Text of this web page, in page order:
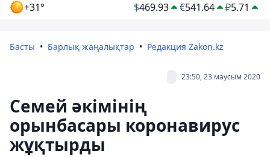
+31° $469.93 €541.64 ₽5.71
Басты Барлық жаңалықтар Редакция Zakon.kz
23:50, 23 маусым 2020
Семей әкімінің
орынбасары коронавирус
жұқтырды